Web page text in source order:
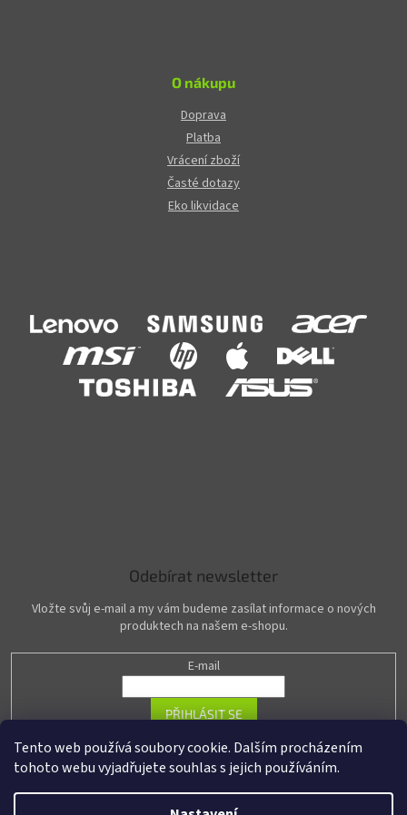
Tento web používá soubory cookie. Dalším procházením
tohoto webu vyjadřujete souhlas s jejich používáním.
O nákupu
Doprava
Platba
Vrácení zboží
Časté dotazy
Eko likvidace
Odebírat newsletter
Vložte svůj e-mail a my vám budeme zasílat informace o nových
produktech na našem e-shopu.
E-mail
PŘIHLÁSIT SE
Vytvořil Shoptet